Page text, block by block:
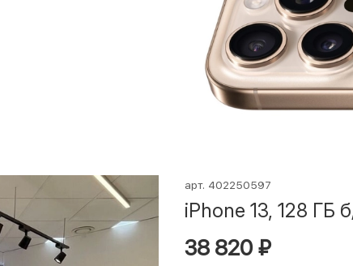
арт. 402250597
iPhone 13, 128 ГБ
38 820 ₽